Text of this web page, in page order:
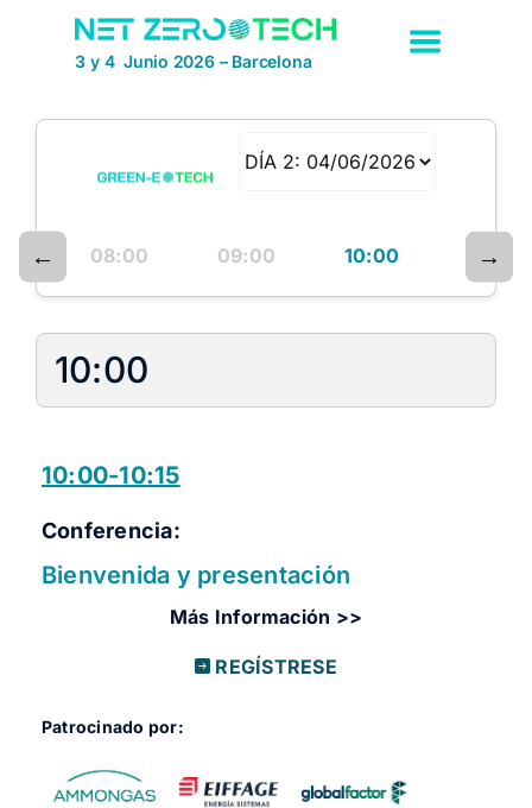
3 y 4 Junio 2026 – Barcelona
← 08:00 09:00 10:00 11:00
→
10:00
10:00-10:15
Conferencia:
Bienvenida y presentación
Más Información >>
REGÍSTRESE
Patrocinado por: